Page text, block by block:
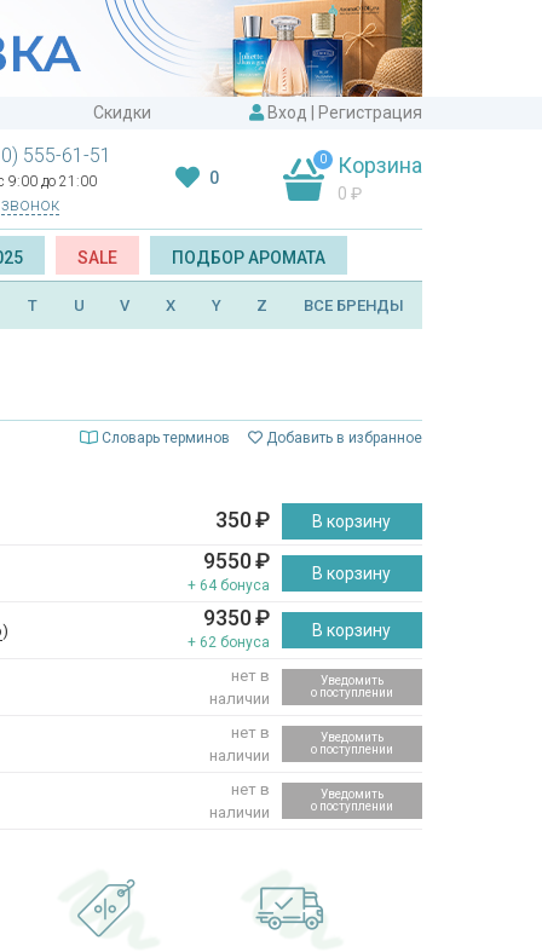
Скидки Вход Регистрация
555-61-51
9:00 до 21:00 0
0 Корзина
0 ₽
SALE ПОДБОР АРОМАТА
T U V X Y Z ВСЕ БРЕНДЫ
Словарь терминов Добавить в избранное
350₽ В корзину
9550₽
+ 64 бонуса
В корзину
) 9350₽
+ 62 бонуса
В корзину
нет в
наличии
Уведомить
о поступлении
нет в
наличии
Уведомить
о поступлении
нет в
наличии
Уведомить
о поступлении